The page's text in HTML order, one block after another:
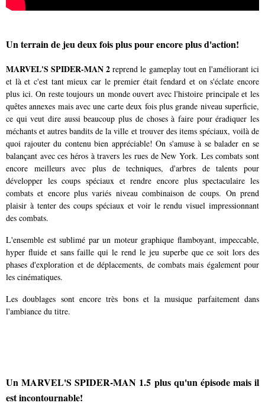
Un terrain de jeu deux fois plus pour encore plus d'action!
MARVEL'S SPIDER-MAN 2 reprend le gameplay tout en l'améliorant ici
et là et c'est tant mieux car le premier était fendard et on s'éclate encore
plus ici. On reste toujours un monde ouvert avec l'histoire principale et les
quêtes annexes mais avec une carte deux fois plus grande niveau superficie,
ce qui veut dire aussi beaucoup plus de choses à faire pour éradiquer les
méchants et autres bandits de la ville et trouver des items spéciaux, voilà de
quoi rajouter du contenu bien appréciable! On s'amuse à se balader en se
balançant avec ces héros à travers les rues de New York. Les combats sont
encore meilleurs avec plus de techniques, d'arbres de talents pour
développer les coups spéciaux et rendre encore plus spectaculaire les
combats et encore plus variés niveau combinaison de coups. On prend
plaisir à tenter des coups spéciaux et voir le rendu visuel impressionnant
des combats.
L'ensemble est sublimé par un moteur graphique flamboyant, impeccable,
hyper fluide et sans faille qui le rend le jeu superbe que ce soit lors des
phases d'exploration et de déplacements, de combats mais également pour
les cinématiques.
Les doublages sont encore très bons et la musique parfaitement dans
l'ambiance du titre.
Un MARVEL'S SPIDER-MAN 1.5 plus qu'un épisode mais il
est incontournable!